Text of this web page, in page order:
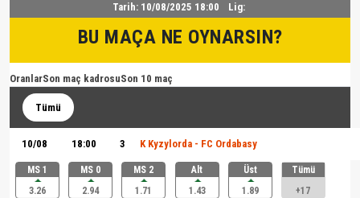
Tarih: 10/08/2025 18:00 Lig:
BU MAÇA NE OYNARSIN?
OranlarSon maç kadrosuSon 10 maç
Tümü
10/08 18:00 3 K Kyzylorda - FC Ordabasy
MS 1
3.26
MS 0
2.94
MS 2
1.71
Alt
1.43
Üst
1.89
Tümü
+17